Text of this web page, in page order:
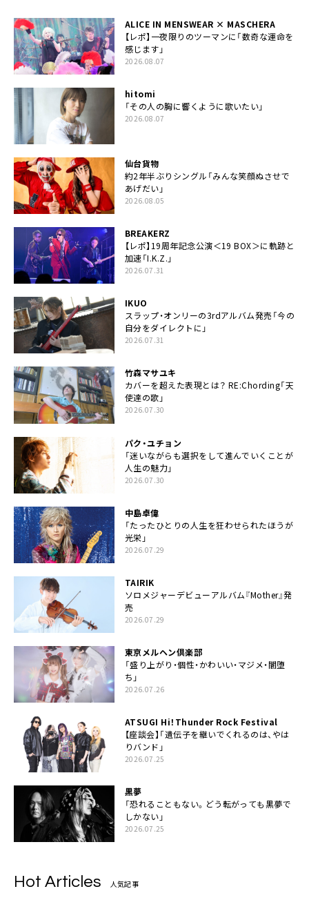
ALICE IN MENSWEAR × MASCHERA
【レポ】一夜限りのツーマンに「数奇な運命を
感じます」
2026.08.07
hitomi
「その人の胸に響くように歌いたい」
2026.08.07
仙台貨物
約2年半ぶりシングル「みんな笑顔ぬさせで
あげだい」
2026.08.05
BREAKERZ
【レポ】19周年記念公演＜19 BOX＞に軌跡と
加速「I.K.Z.」
2026.07.31
IKUO
スラップ・オンリーの3rdアルバム発売「今の
自分をダイレクトに」
2026.07.31
竹森マサユキ
カバーを超えた表現とは？ RE:Chording「天
使達の歌」
2026.07.30
パク・ユチョン
「迷いながらも選択をして進んでいくことが
人生の魅力」
2026.07.30
中島卓偉
「たったひとりの人生を狂わせられたほうが
光栄」
2026.07.29
TAIRIK
ソロメジャーデビューアルバム『Mother』発
売
2026.07.29
東京メルヘン倶楽部
「盛り上がり・個性・かわいい・マジメ・闇堕
ち」
2026.07.26
ATSUGI Hi！Thunder Rock Festival
【座談会】「遺伝子を継いでくれるのは、やは
りバンド」
2026.07.25
黒夢
「恐れることもない。どう転がっても黒夢で
しかない」
2026.07.25
Hot Articles 人気記事